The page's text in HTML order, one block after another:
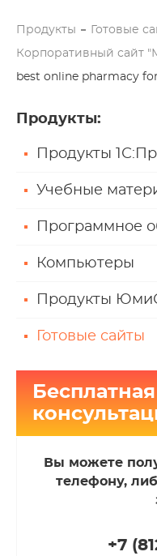
Продукты Готовые
Корпоративный сайт
best online pharmacy
Продукты:
Продукты
Учебные
Программное
Компьютеры
Продукты
Готовые сайты
Бесплатная
Вы можете
телефону,
+7